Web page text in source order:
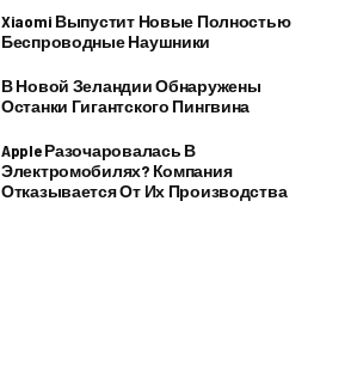
Xiaomi Выпустит Новые Полностью
Беспроводные Наушники
В Новой Зеландии Обнаружены
Останки Гигантского Пингвина
Apple Разочаровалась В
Электромобилях? Компания
Отказывается От Их Производства